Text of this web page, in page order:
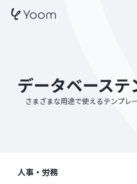
データベーステ
さまざまな用途で使えるテンプレ
人事・労務